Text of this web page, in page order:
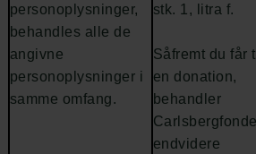
personoplysninger,
behandles alle de
angivne
personoplysninger i
samme omfang.
stk. 1, litra f.
Såfremt du får
en donation,
behandler
endvidere